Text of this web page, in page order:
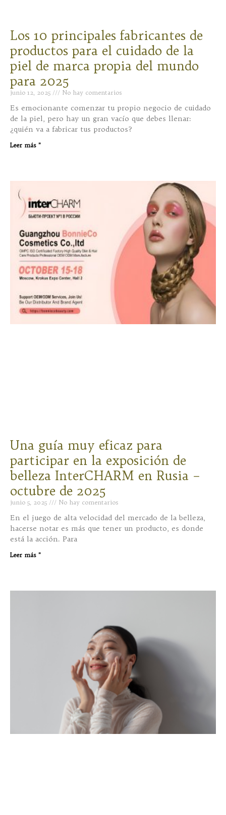
Los 10 principales fabricantes de
productos para el cuidado de la
piel de marca propia del mundo
para 2025
junio 12, 2025 No hay comentarios
Es emocionante comenzar tu propio negocio de cuidado
de la piel, pero hay un gran vacío que debes llenar:
¿quién va a fabricar tus productos?
Leer más "
Una guía muy eficaz para
participar en la exposición de
belleza InterCHARM en Rusia –
octubre de 2025
junio 5, 2025 No hay comentarios
En el juego de alta velocidad del mercado de la belleza,
hacerse notar es más que tener un producto, es donde
está la acción. Para
Leer más "